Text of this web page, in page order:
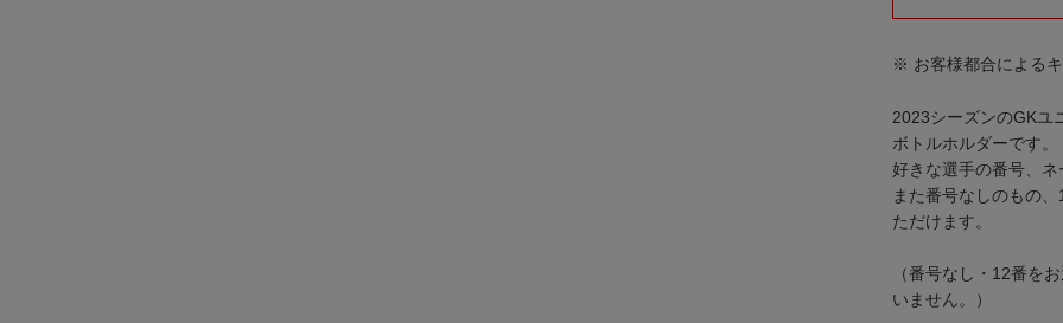
※ お客様都合による
2023シーズンのGKユ
ボトルホルダーです。
好きな選手の番号、
また番号なしのもの
ただけます。
（番号なし・12番を
いません。）